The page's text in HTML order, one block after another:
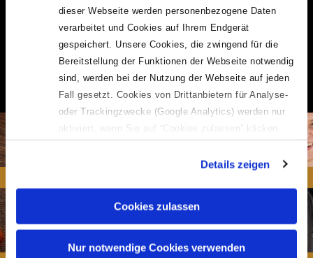
dieser Webseite werden personenbezogene Daten
verarbeitet und Cookies auf Ihrem Endgerät
gespeichert. Unsere Cookies, die zwingend für die
Bereitstellung der Funktionen der Webseite notwendig
sind, werden bei der Nutzung der Webseite auf jeden
Fall gesetzt. Cookies von Drittanbietern für Analyse-
oder Trackingzwecke (Google Analytics) werden nur
aktiviert, wenn Sie auf “Cookies zulassen” klicken.
Einwilligungserklärung zu widerrufen) erfahren Sie in
Details zeigen
Cookies zulassen
Nur notwendige Cookies verwenden
sehr, wenn auch Du bei Deinem nächsten Besuch bei uns ein Foto
machst und es teilst!
#boeckelsbeste #cpmspezial #currywurstforever
#pommeszumfrühstück #infrieswetrust #makepommesgreatagain
#schärfegradtest